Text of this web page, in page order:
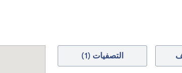
التصفيات (1)